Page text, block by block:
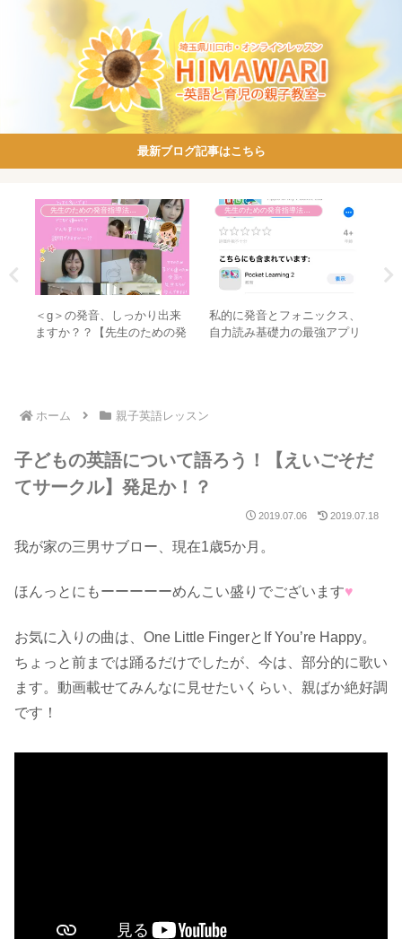
最新ブログ記事はこちら
先生のための発音指導法講座
＜g＞の発音、しっかり出来
ますか？？【先生のための発
先生のための発音指導法講座
私的に発音とフォニックス、
自力読み基礎力の最強アプリ
ホーム 親子英語レッスン
子どもの英語について語ろう！【えいごそだ
てサークル】発足か！？
2019.07.06 2019.07.18
我が家の三男サブロー、現在1歳5か月。
ほんっとにもーーーーーめんこい盛りでございます♥
お気に入りの曲は、One Little FingerとIf You’re Happy。
ちょっと前までは踊るだけでしたが、今は、部分的に歌い
ます。動画載せてみんなに見せたいくらい、親ばか絶好調
です！